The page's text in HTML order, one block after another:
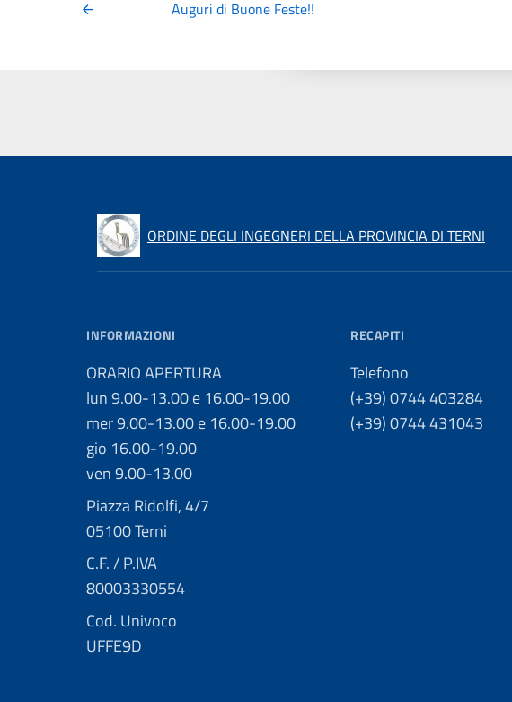
Auguri di Buone Feste!!
ORDINE DEGLI INGEGNERI DELLA PROVINCIA DI TERNI
INFORMAZIONI
ORARIO APERTURA
lun 9.00-13.00 e 16.00-19.00
mer 9.00-13.00 e 16.00-19.00
gio 16.00-19.00
ven 9.00-13.00
Piazza Ridolfi, 4/7
05100 Terni
C.F. / P.IVA
80003330554
Cod. Univoco
UFFE9D
RECAPITI
Telefono
(+39) 0744 403284
(+39) 0744 431043